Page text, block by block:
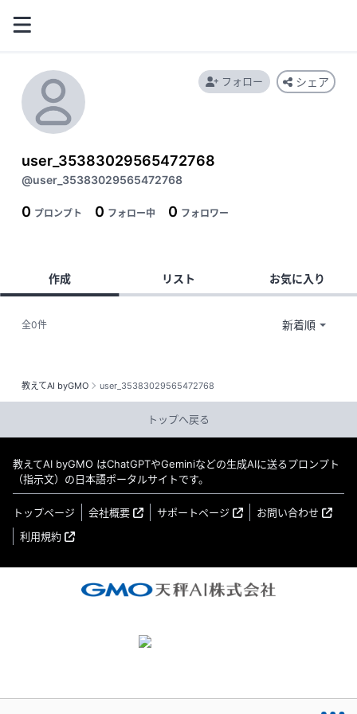
教えてAI byGMO user_35383029565472768
user_35383029565472768
@user_35383029565472768
0 プロンプト 0 フォロー中 0 フォロワー
フォロー シェア
作成 リスト お気に入り
全0件
トップへ戻る
教えてAI byGMO はChatGPTやGeminiなどの生成AIに送るプロンプト
（指示文）の日本語ポータルサイトです。
トップページ 会社概要 サポートページ
お問い合わせ
利用規約